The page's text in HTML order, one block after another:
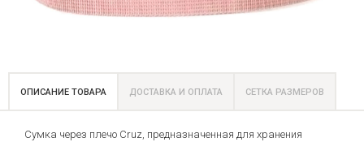
ОПИСАНИЕ ТОВАРА ДОСТАВКА И ОПЛАТА СЕТКА РАЗМЕРОВ
Сумка через плечо Cruz, предназначенная для хранения